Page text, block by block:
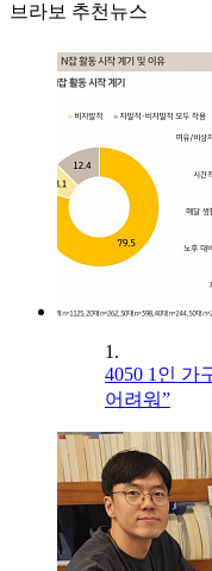
브라보 추천뉴스
1.
4050 1인 가
어려워”